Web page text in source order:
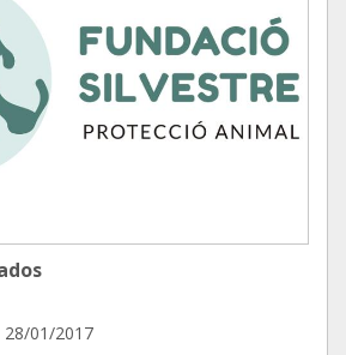
28/01/2017